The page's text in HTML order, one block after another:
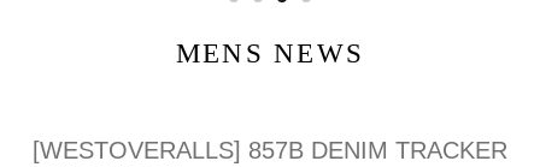
MENS NEWS
[WESTOVERALLS] 857B DENIM TRACKER